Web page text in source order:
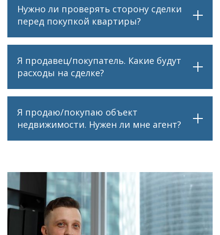
Нужно ли проверять сторону сделки
перед покупкой квартиры?
Я продавец/покупатель. Какие будут
расходы на сделке?
Я продаю/покупаю объект
недвижимости. Нужен ли мне агент?